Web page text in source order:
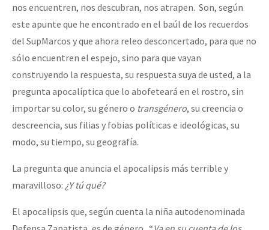
nos encuentren, nos descubran, nos atrapen. Son, según
este apunte que he encontrado en el baúl de los recuerdos
del SupMarcos y que ahora releo desconcertado, para que no
sólo encuentren el espejo, sino para que vayan
construyendo la respuesta, su respuesta suya de usted, a la
pregunta apocalíptica que lo abofeteará en el rostro, sin
importar su color, su género o transgénero, su creencia o
descreencia, sus filias y fobias políticas e ideológicas, su
modo, su tiempo, su geografía.
La pregunta que anuncia el apocalipsis más terrible y
maravilloso: ¿Y tú qué?
El apocalipsis que, según cuenta la niña autodenominada